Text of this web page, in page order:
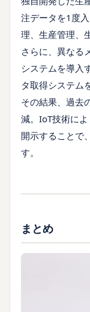
注データを1度
理、生産管理、
さらに、異なる
システムを導入
タ取得システム
その結果、過去
減。IoT技術に
開示することで
す。
まとめ